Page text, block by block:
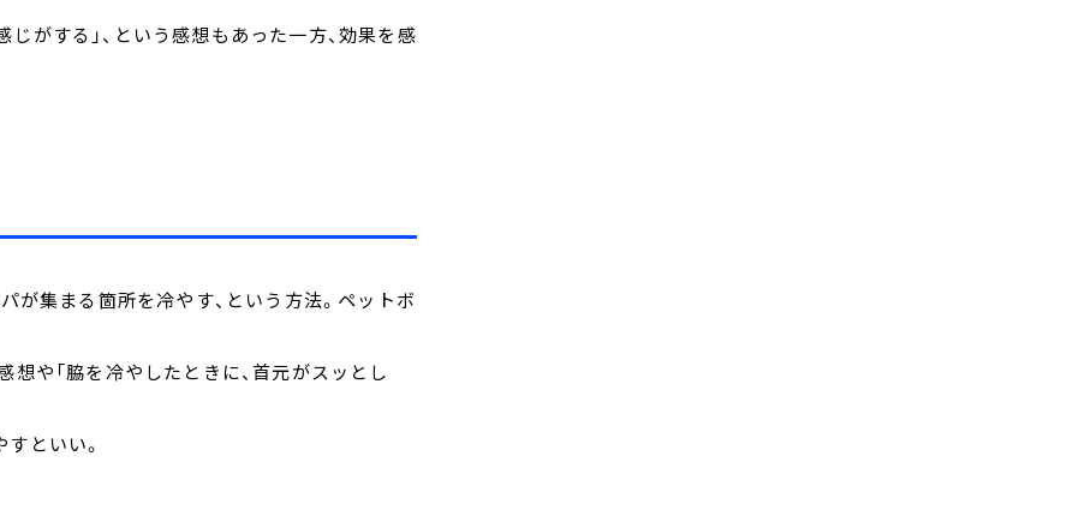
がする」、という感想もあった一方、効果を感
パが集まる箇所を冷やす、という方法。ペットボ
想や「脇を冷やしたときに、首元がスッとし
といい。